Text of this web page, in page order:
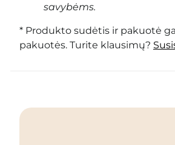
savybėms.
* Produkto sudėtis ir pakuotė
pakuotės. Turite klausimų?